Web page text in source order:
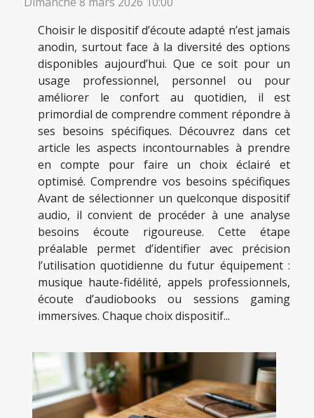
Choisir le dispositif d’écoute adapté n’est jamais
anodin, surtout face à la diversité des options
disponibles aujourd’hui. Que ce soit pour un
usage professionnel, personnel ou pour
améliorer le confort au quotidien, il est
primordial de comprendre comment répondre à
ses besoins spécifiques. Découvrez dans cet
article les aspects incontournables à prendre
en compte pour faire un choix éclairé et
optimisé. Comprendre vos besoins spécifiques
Avant de sélectionner un quelconque dispositif
audio, il convient de procéder à une analyse
besoins écoute rigoureuse. Cette étape
préalable permet d’identifier avec précision
l’utilisation quotidienne du futur équipement :
musique haute-fidélité, appels professionnels,
écoute d’audiobooks ou sessions gaming
immersives. Chaque choix dispositif...